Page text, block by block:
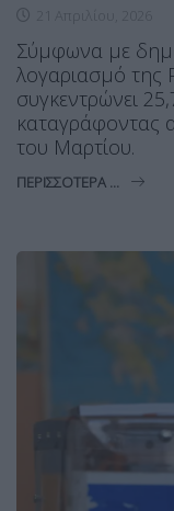
Σύμφωνα με
λογαριασμό της
συγκεντρώνει
καταγράφοντας
του Μαρτίου.
ΠΕΡΙΣΣΌΤΕΡΑ ...